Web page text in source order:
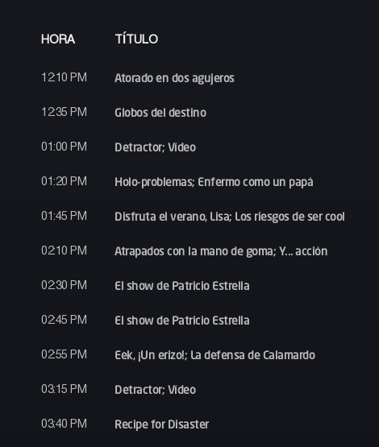
HORA TÍTULO
12:10 PM Atorado en dos agujeros
12:35 PM Globos del destino
01:00 PM Detractor; Vídeo
01:20 PM Holo-problemas; Enfermo como un papá
01:45 PM Disfruta el verano, Lisa; Los riesgos de ser cool
02:10 PM Atrapados con la mano de goma; Y... acción
02:30 PM El show de Patricio Estrella
02:45 PM El show de Patricio Estrella
02:55 PM Eek, ¡Un erizo!; La defensa de Calamardo
03:15 PM Detractor; Vídeo
03:40 PM Recipe for Disaster